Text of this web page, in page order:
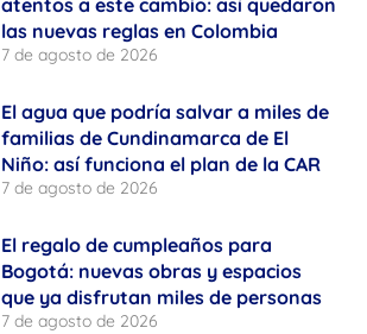
atentos a este cambio: así quedaron
las nuevas reglas en Colombia
7 de agosto de 2026
El agua que podría salvar a miles de
familias de Cundinamarca de El
Niño: así funciona el plan de la CAR
7 de agosto de 2026
El regalo de cumpleaños para
Bogotá: nuevas obras y espacios
que ya disfrutan miles de personas
7 de agosto de 2026